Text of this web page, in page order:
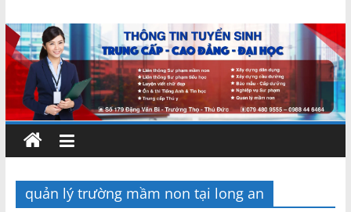
to
content
Chứng
chỉ
ngắn
hạn
–quản lý trường mầm non tại long an